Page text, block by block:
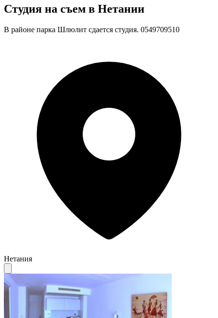
Студия на съем в Нетании
В районе парка Шлюлит сдается студия. 0549709510
Нетания